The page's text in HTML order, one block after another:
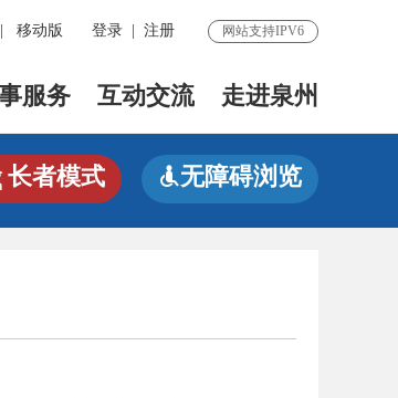
移动版 登录 注册 网站支持IPV6
服务 互动交流 走进泉州
长者模式 无障碍浏览